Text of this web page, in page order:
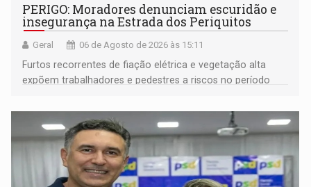
PERIGO: Moradores denunciam escuridão e
insegurança na Estrada dos Periquitos
Geral 06 de Agosto de 2026 às 15:11
Furtos recorrentes de fiação elétrica e vegetação alta
expõem trabalhadores e pedestres a riscos no período